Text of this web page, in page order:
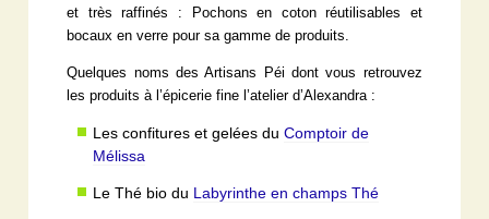
et très raffinés : Pochons en coton réutilisables et
bocaux en verre pour sa gamme de produits.
Quelques noms des Artisans Péi dont vous retrouvez
les produits à l’épicerie fine l’atelier d’Alexandra :
Les confitures et gelées duComptoir de
Mélissa
Le Thé bio du Labyrinthe en champs Thé